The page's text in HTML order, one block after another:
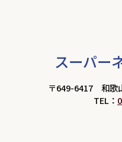
スーパー
〒649-6417 和歌
TEL：